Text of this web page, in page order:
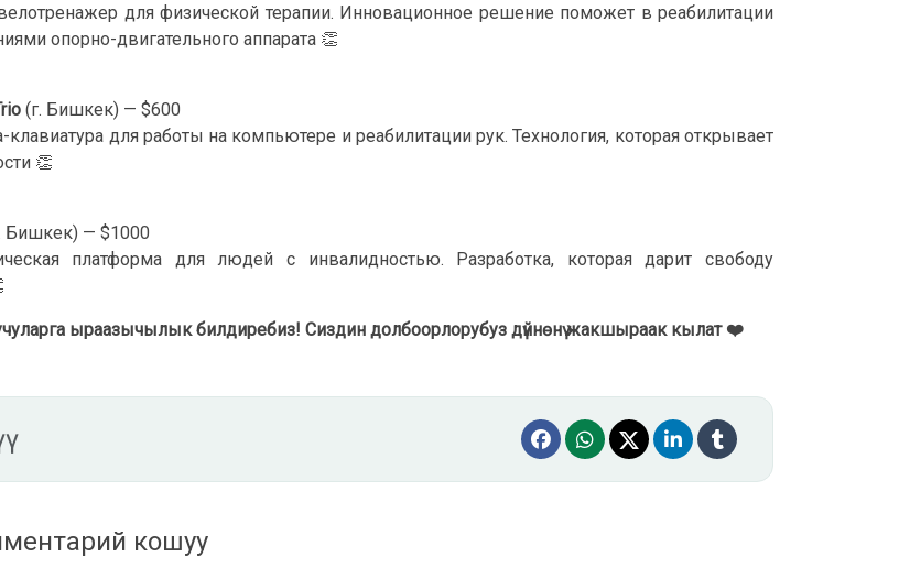
для физической терапии. Инновационное решение поможет в реабилитации
опорно-двигательного аппарата 👏
(г. Бишкек) — $600
клавиатура для работы на компьютере и реабилитации рук. Технология, которая открывает
👏
Бишкек) — $1000
платформа для людей с инвалидностью. Разработка, которая дарит свободу
ыраазычылык билдиребиз! Сиздин долбоорлорубуз дүйнөнү жакшыраак кылат ❤️
кошуу